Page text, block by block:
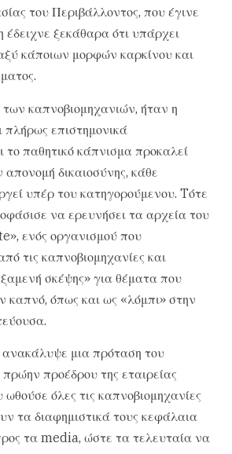
του Περιβάλλοντος, που έγινε
ξεκάθαρα ότι υπάρχει
κάποιων μορφών καρκίνου και
καπνοβιομηχανιών, ήταν η
πλήρως επιστημονικά
το παθητικό κάπνισμα προκαλεί
δικαιοσύνης, κάθε
υπέρ του κατηγορούμενου. Tότε
να ερευνήσει τα αρχεία του
ενός οργανισμού που
τις καπνοβιομηχανίες και
σκέψης» για θέματα που
καπνό, όπως και ως «λόμπι» στην
μια πρόταση του
προέδρου της εταιρείας
όλες τις καπνοβιομηχανίες
τα διαφημιστικά τους κεφάλαια
τα media, ώστε τα τελευταία να